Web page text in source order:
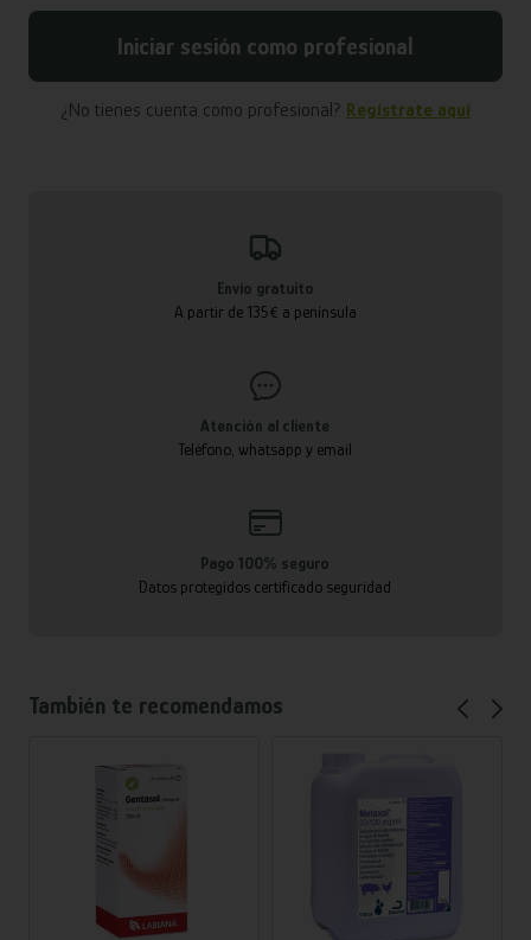
Iniciar sesión como profesional
¿No tienes cuenta como profesional? Regístrate aquí
Envío gratuito
A partir de 135€ a península
Atención al cliente
Teléfono, whatsapp y email
Pago 100% seguro
Datos protegidos certificado seguridad
También te recomendamos